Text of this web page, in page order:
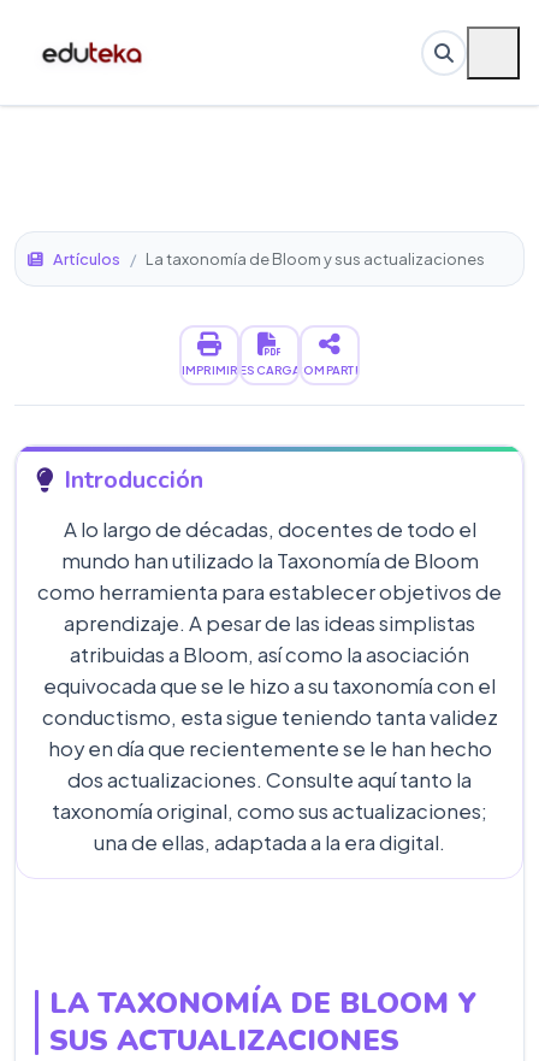
Artículos / La taxonomía de Bloom y sus actualizaciones
IMPRIMIRDESCARGARCOMPARTIR
Introducción
A lo largo de décadas, docentes de todo el
mundo han utilizado la Taxonomía de Bloom
como herramienta para establecer objetivos de
aprendizaje. A pesar de las ideas simplistas
atribuidas a Bloom, así como la asociación
equivocada que se le hizo a su taxonomía con el
conductismo, esta sigue teniendo tanta validez
hoy en día que recientemente se le han hecho
dos actualizaciones. Consulte aquí tanto la
taxonomía original, como sus actualizaciones;
una de ellas, adaptada a la era digital.
LA TAXONOMÍA DE BLOOM Y
SUS ACTUALIZACIONES